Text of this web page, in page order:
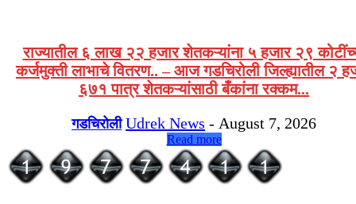
राज्यातील ६ लाख २२ हजार शेतकऱ्यांना ५ हजार २९
कर्जमुक्ती लाभाचे वितरण.. – आज गडचिरोली जिल्ह्यातील २
६७१ पात्र शेतकऱ्यांसाठी बँकांना रक्कम...
गडचिरोली Udrek News - August 7, 2026
Read more